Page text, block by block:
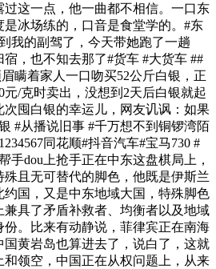
这一点，他一曲都不相信。一口东
冰场练的，口音是食堂学的。#东
我的副驾了，今天带她跑了一趟
，也不知去那了#货车 #大货车 ##
瞒着家人一口吻买52公斤白银，正
/克时卖出，没想到2天后白银就起
囤白银的幸运儿，网友讥讽：如果
#从播说旧事 #千万想不到铜锣湾陌
同花顺#抖音汽车#宝马730 #
手dou上抢手正在中东这盘棋局上，
且无可替代的脚色，他既是伊斯兰
约国，又是中东地域大国，特殊脚色
具了矛盾补救者、均衡者以及地域
。比来有动静说，菲律宾正在南海
黄岩岛也算进去了，说白了，这就
领空，中国正在从权问题上，从来